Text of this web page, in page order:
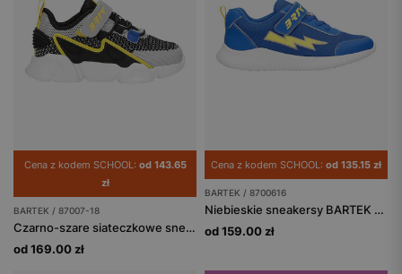
Cena z kodem SCHOOL: od 143.65
zł
BARTEK / 87007-18
Czarno-szare siateczkowe sneakersy chłopięce z żółtymi elementami BARTEK 87007-18
od 169.00 zł
Cena z kodem SCHOOL: od 135.15 zł
BARTEK / 8700616
Niebieskie sneakersy BARTEK z żółtą błyskawicą 87006-16
od 159.00 zł